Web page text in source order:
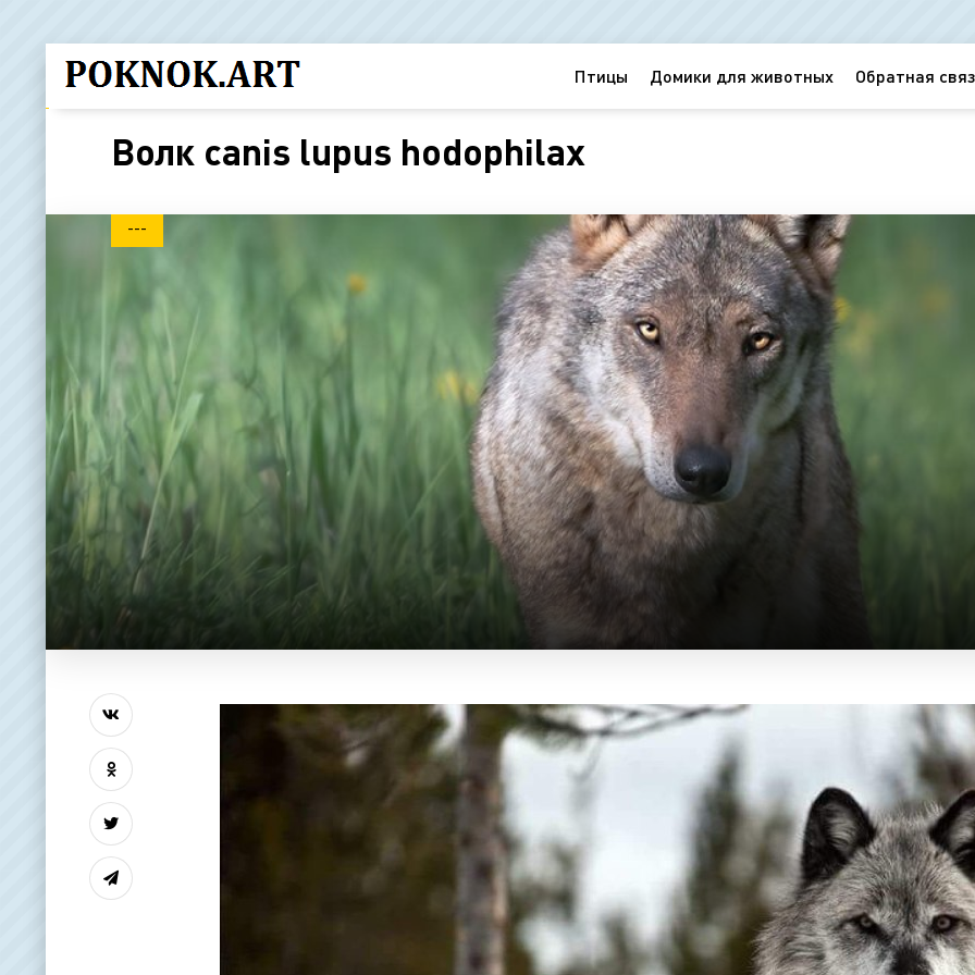
Птицы Домики для животных Обратная
Волк canis lupus hodophilax
---